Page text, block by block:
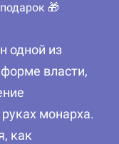
🎁
одной из
власти,
монарха.
как